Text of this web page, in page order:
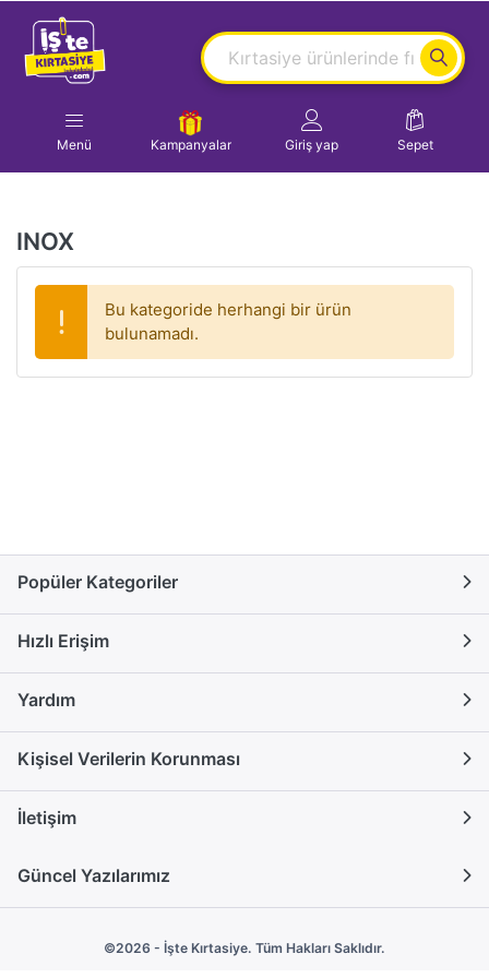
Menü Kampanyalar Giriş yap Sepet
INOX
Bu kategoride herhangi bir ürün
bulunamadı.
Popüler Kategoriler
Hızlı Erişim
Yardım
Kişisel Verilerin Korunması
İletişim
Güncel Yazılarımız
©2026 - İşte Kırtasiye. Tüm Hakları Saklıdır.